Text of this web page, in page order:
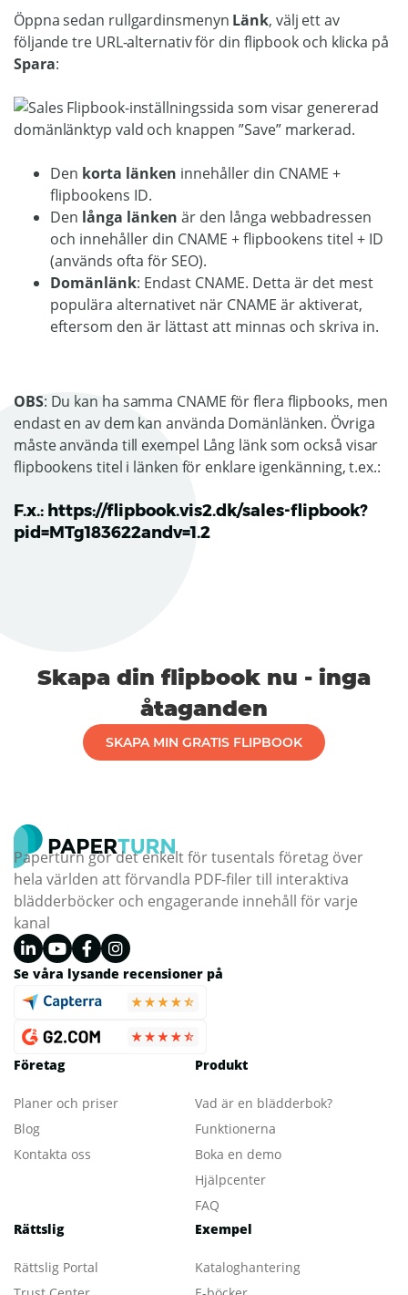
Öppna sedan rullgardinsmenyn Länk, välj ett av
följande tre URL-alternativ för din flipbook och klicka på
Spara:
Den korta länken innehåller din CNAME +
flipbookens ID.
Den långa länken är den långa webbadressen
och innehåller din CNAME + flipbookens titel + ID
(används ofta för SEO).
Domänlänk: Endast CNAME. Detta är det mest
populära alternativet när CNAME är aktiverat,
eftersom den är lättast att minnas och skriva in.
OBS: Du kan ha samma CNAME för flera flipbooks, men
endast en av dem kan använda Domänlänken. Övriga
måste använda till exempel Lång länk som också visar
flipbookens titel i länken för enklare igenkänning, t.ex.:
F.x.: https://flipbook.vis2.dk/sales-flipbook?
pid=MTg183622andv=1.2
Skapa din flipbook nu - inga
åtaganden
SKAPA MIN GRATIS FLIPBOOK
Paperturn gör det enkelt för tusentals företag över
hela världen att förvandla PDF-filer till interaktiva
blädderböcker och engagerande innehåll för varje
kanal
Se våra lysande recensioner på
Företag
Planer och priser
Blog
Kontakta oss
Produkt
Vad är en blädderbok?
Funktionerna
Boka en demo
Hjälpcenter
FAQ
Rättslig
Rättslig Portal
Exempel
Kataloghantering